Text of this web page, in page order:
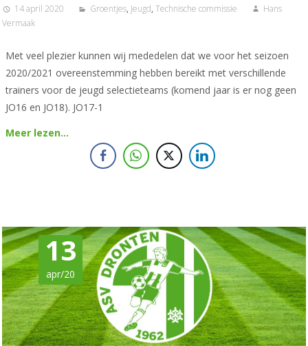
14 april 2020 Groentjes, Jeugd, Technische commissie
Hans
Vermaak
Met veel plezier kunnen wij mededelen dat we voor het seizoen
2020/2021 overeenstemming hebben bereikt met verschillende
trainers voor de jeugd selectieteams (komend jaar is er nog geen
JO16 en JO18). JO17-1
Meer lezen…
13
apr/20